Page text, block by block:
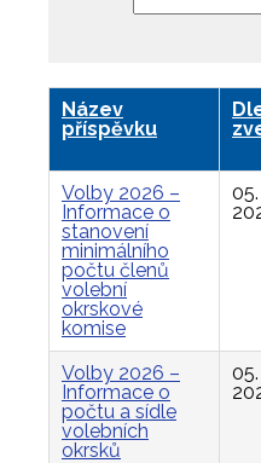
Název
příspěvku
Volby 2026 –
Informace o
stanovení
minimálního
počtu členů
volební
okrskové
komise
Volby 2026 –
Informace o
počtu a sídle
volebních
okrsků